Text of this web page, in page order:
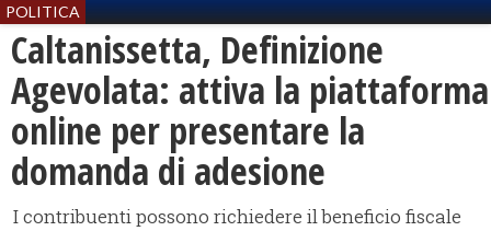
POLITICA
Caltanissetta, Definizione
Agevolata: attiva la piattaforma
online per presentare la
domanda di adesione
I contribuenti possono richiedere il beneficio fiscale